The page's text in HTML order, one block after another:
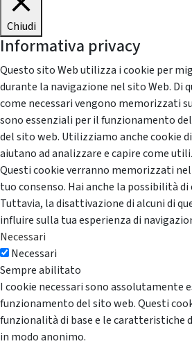
Chiudi
Informativa privacy
Questo sito Web utilizza i cookie per
durante la navigazione nel sito Web. Di
come necessari vengono memorizzati
sono essenziali per il funzionamento
del sito web. Utilizziamo anche cookie
aiutano ad analizzare e capire come
Questi cookie verranno memorizzati
tuo consenso. Hai anche la possibilità
Tuttavia, la disattivazione di alcuni di
influire sulla tua esperienza di
Necessari
Necessari
Sempre abilitato
I cookie necessari sono assolutamente
funzionamento del sito web. Questi
funzionalità di base e le caratteristiche
in modo anonimo.